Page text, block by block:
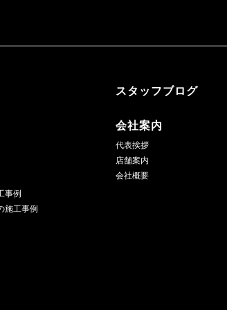
事例
施工事例
スタッフブログ
会社案内
代表挨拶
店舗案内
会社概要